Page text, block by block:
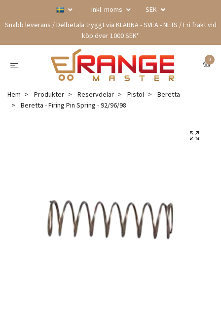
Inkl. moms
SEK
Snabb leverans / Delbetala tryggt via KLARNA - SVEA - NETS / Fri frakt vid
köp över 1000 SEK*
0
Hem Produkter Reservdelar Pistol
Beretta
Beretta - Firing Pin Spring - 92/96/98